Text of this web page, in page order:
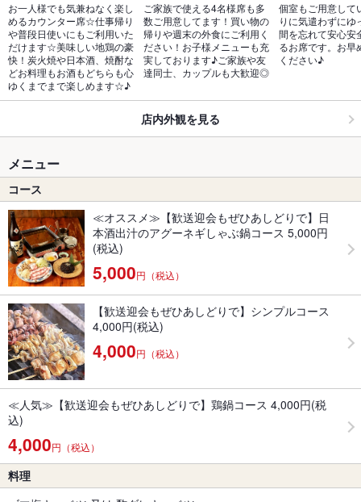
お一人様でも気兼ねなく楽し
めるカウンター席☆仕事帰り
や普段日使いにもご利用いた
だけます☆美味しい地鶏の豪
快！炭火焼や日本酒、焼酎な
どお料理もお酒もどちらも心
ゆくまでまで楽しめます☆♪
ご家族で使える4名様席も多
数ご用意してます！買い物の
帰りや週末の外食にご利用く
ださい！お子様メニューも充
実しております♪ご家族や友
達同士、カップルも大歓迎◎
個室もご用意して
りに気遣わずにゆ
間を忘れて安心安
るお席です。お早
ください♪
店内外観を見る
メニュー
コース
≪オススメ≫【歓送迎会もぜひあしどりで】日
本酒出汁のアグーネギしゃぶ鍋コース 5,000円
(税込)
5,000円（税込）
【歓送迎会もぜひあしどりで】シンプルコース
4,000円(税込)
4,000円（税込）
≪人気≫【歓送迎会もぜひあしどりで】鶏鍋コース 4,000円(税
込)
4,000円（税込）
料理